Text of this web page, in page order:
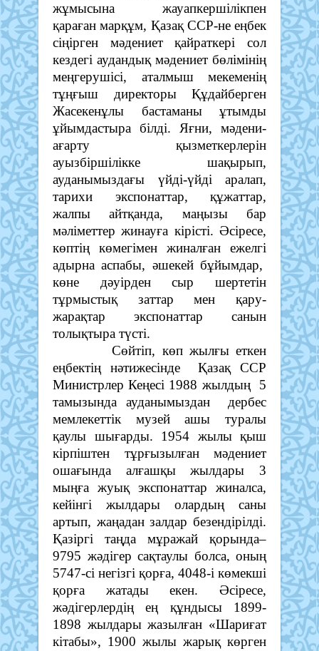
жұмысына жауапкершілікпен
қараған марқұм, Қазақ ССР-не еңбек
сіңірген мәдениет қайраткері сол
кездегі аудандық мәдениет бөлімінің
меңгерушісі, аталмыш мекеменің
тұңғыш директоры Құдайберген
Жасекенұлы бастаманы ұтымды
ұйымдастыра білді. Яғни, мәдени-
ағарту қызметкерлерін
ауызбіршілікке шақырып,
ауданымыздағы үйді-үйді аралап,
тарихи экспонаттар, құжаттар,
жалпы айтқанда, маңызы бар
мәліметтер жинауға кірісті. Әсіресе,
көптің көмегімен жиналған ежелгі
адырна аспабы, әшекей бұйымдар,
көне дәуірден сыр шертетін
тұрмыстық заттар мен қару-
жарақтар экспонаттар санын
толықтыра түсті.
Сөйтіп, көп жылғы еткен
еңбектің нәтижесінде Қазақ ССР
Министрлер Кеңесі 1988 жылдың 5
тамызында ауданымыздан дербес
мемлекеттік музей ашы туралы
қаулы шығарды. 1954 жылы қыш
кірпіштен тұрғызылған мәдениет
ошағында алғашқы жылдары 3
мыңға жуық экспонаттар жиналса,
кейінгі жылдары олардың саны
артып, жаңадан залдар безендірілді.
Қазіргі таңда мұражай қорында–
9795 жәдігер сақтаулы болса, оның
5747-сі негізгі қорға, 4048-і көмекші
қорға жатады екен. Әсіресе,
жәдігерлердің ең құндысы 1899-
1898 жылдары жазылған «Шариғат
кітабы», 1900 жылы жарық көрген